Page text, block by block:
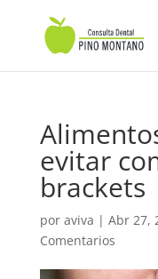
evitar
brackets
por aviva | Abr 27,
Comentarios